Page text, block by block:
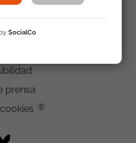
la web
prensa
5
SocialCo